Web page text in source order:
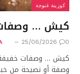
كوزينة غنوجة
كيش …
25/06/2026 0
كيش … وصفات
وصفة أو نصيحة من